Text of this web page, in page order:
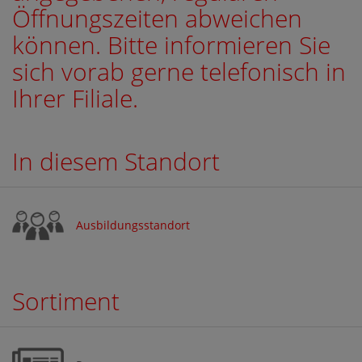
Öffnungszeiten abweichen
können. Bitte informieren Sie
sich vorab gerne telefonisch in
Ihrer Filiale.
In diesem Standort
Ausbildungsstandort
Sortiment